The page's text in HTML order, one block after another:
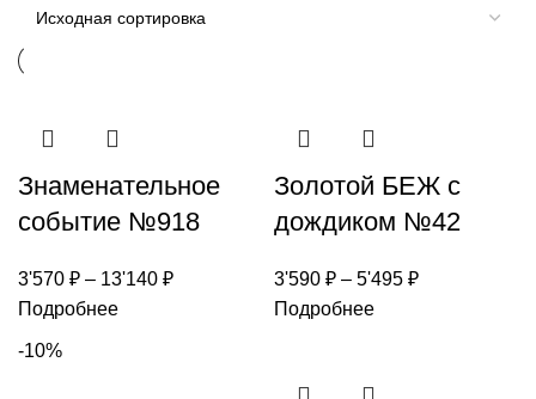
Знаменательное
событие №918
3'570 ₽ – 13'140 ₽
Подробнее
Золотой БЕЖ с
дождиком №42
3'590 ₽ – 5'495 ₽
Подробнее
-10%